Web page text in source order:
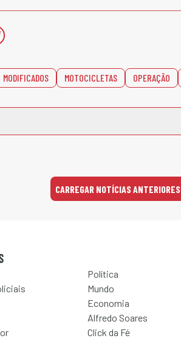
MODIFICADOS MOTOCICLETAS OPERAÇÃO
CARREGAR NOTÍCIAS ANTERIORES
Política
Mundo
Economia
Alfredo Soares
Click da Fé